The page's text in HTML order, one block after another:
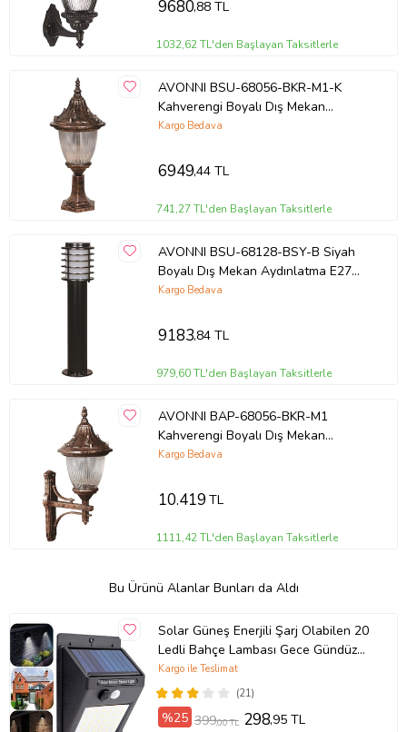
9680,88 TL
1032,62 TL'den Başlayan Taksitlerle
AVONNI BSU-68056-BKR-M1-K
Kahverengi Boyalı Dış Mekan
Aydınlatma E27 Aluminyum
Kargo Bedava
6949,44 TL
741,27 TL'den Başlayan Taksitlerle
AVONNI BSU-68128-BSY-B Siyah
Boyalı Dış Mekan Aydınlatma E27
Aluminyum Polikarbon Cam 17cm
Kargo Bedava
9183,84 TL
979,60 TL'den Başlayan Taksitlerle
AVONNI BAP-68056-BKR-M1
Kahverengi Boyalı Dış Mekan
Aydınlatma E27 Aluminyum
Kargo Bedava
10.419TL
1111,42 TL'den Başlayan Taksitlerle
Bu Ürünü Alanlar Bunları da Aldı
Solar Güneş Enerjili Şarj Olabilen 20
Ledli Bahçe Lambası Gece Gündüz
Sensörlü
(21)
Kargo ile Teslimat
%25 399,00 TL 298,95 TL